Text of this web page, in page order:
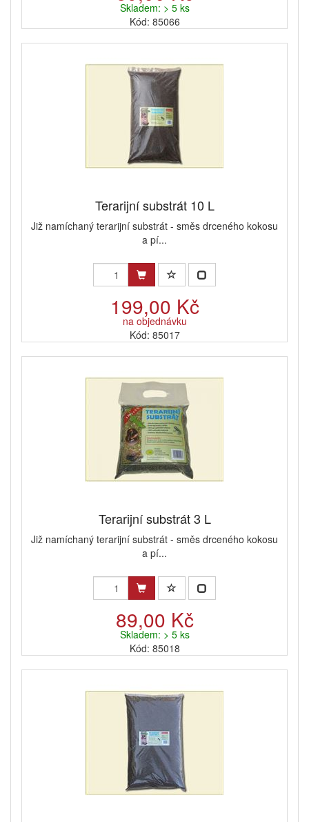
Skladem: > 5 ks
Kód: 85066
Terarijní substrát 10 L
Již namíchaný terarijní substrát - směs drceného kokosu
a pí...
199,00 Kč
na objednávku
Kód: 85017
Terarijní substrát 3 L
Již namíchaný terarijní substrát - směs drceného kokosu
a pí...
89,00 Kč
Skladem: > 5 ks
Kód: 85018